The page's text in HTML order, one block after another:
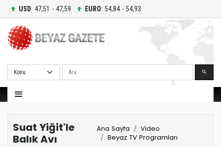
USD: 47,51 - 47,59 EURO: 54,84 - 54,93
Ara
Suat Yiğit'le
Balık Avı
Ana Sayfa
Video
Beyaz TV Programları